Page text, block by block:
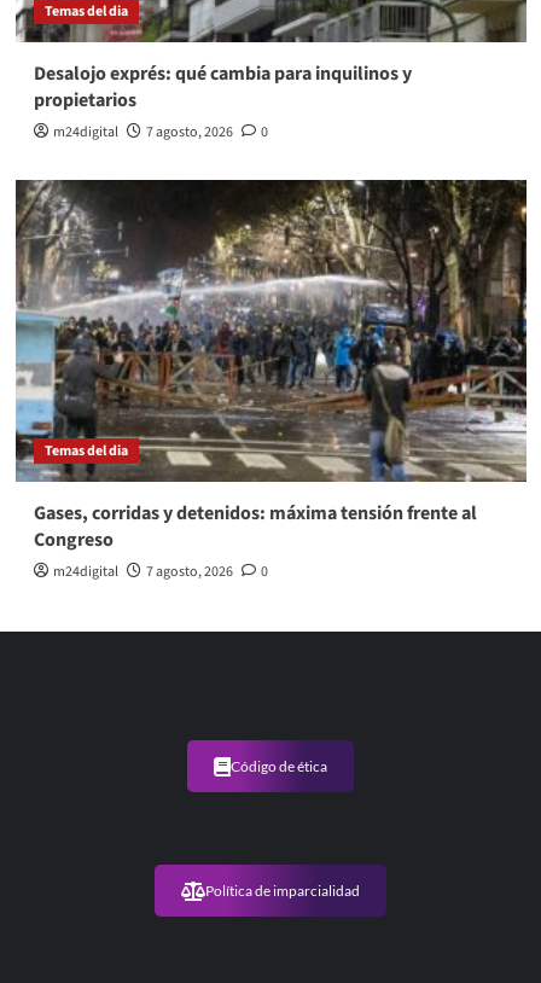
Temas del dia
Desalojo exprés: qué cambia para inquilinos y
propietarios
m24digital 7 agosto, 2026 0
Temas del dia
Gases, corridas y detenidos: máxima tensión frente al
Congreso
m24digital 7 agosto, 2026 0
Código de ética
Política de imparcialidad